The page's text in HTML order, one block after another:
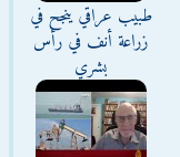
طبيب عراقي ينجح في
زراعة أنف في رأس
بشري